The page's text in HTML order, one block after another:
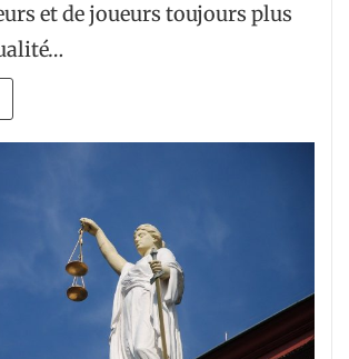
et de joueurs toujours plus